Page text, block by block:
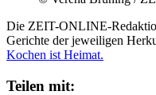
Die ZEIT-ONLINE-
Gerichte der jeweiligen
Kochen ist Heimat.
Teilen mit: